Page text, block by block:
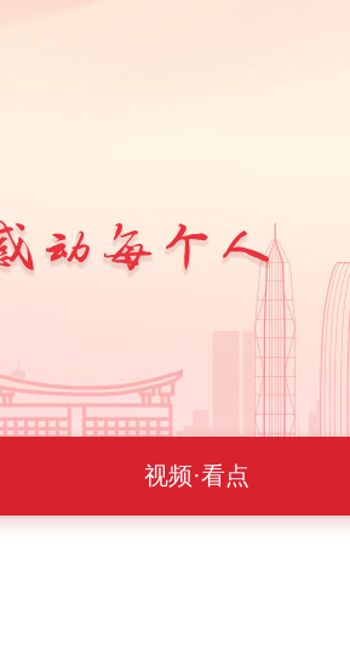
视频·看点